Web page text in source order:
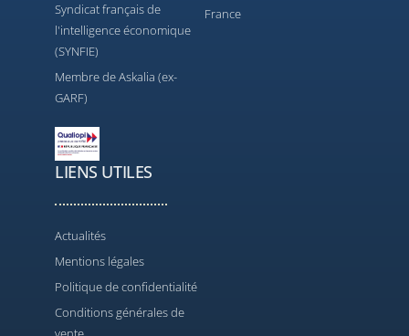
Syndicat français de
l'intelligence économique
(SYNFIE)
Membre de Askalia (ex-
GARF)
France
LIENS UTILES
Actualités
Mentions légales
Politique de confidentialité
Conditions générales de